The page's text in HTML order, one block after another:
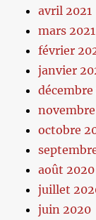
avril 2021
mars 2021
février
janvier
octobre
août 2020
juillet
juin 2020